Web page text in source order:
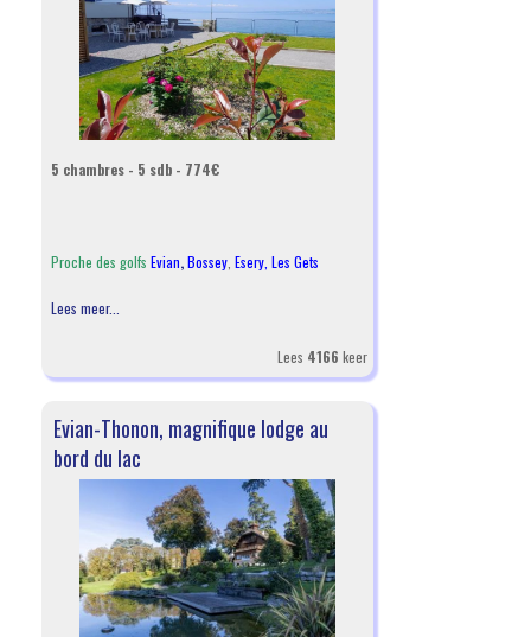
5 chambres - 5 sdb - 774€
Proche des golfs Evian,Bossey, Esery, Les Gets
Lees meer...
Lees 4166 keer
Evian-Thonon, magnifique lodge au
bord du lac